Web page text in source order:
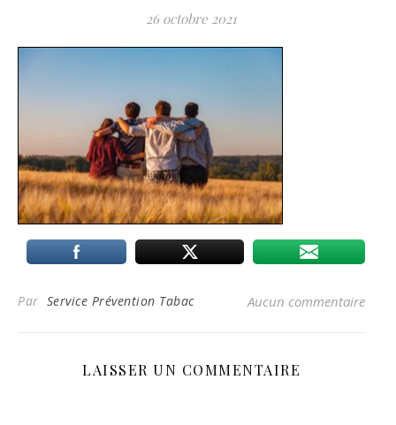
26 octobre 2021
Par Service Prévention Tabac Aucun commentaire
LAISSER UN COMMENTAIRE